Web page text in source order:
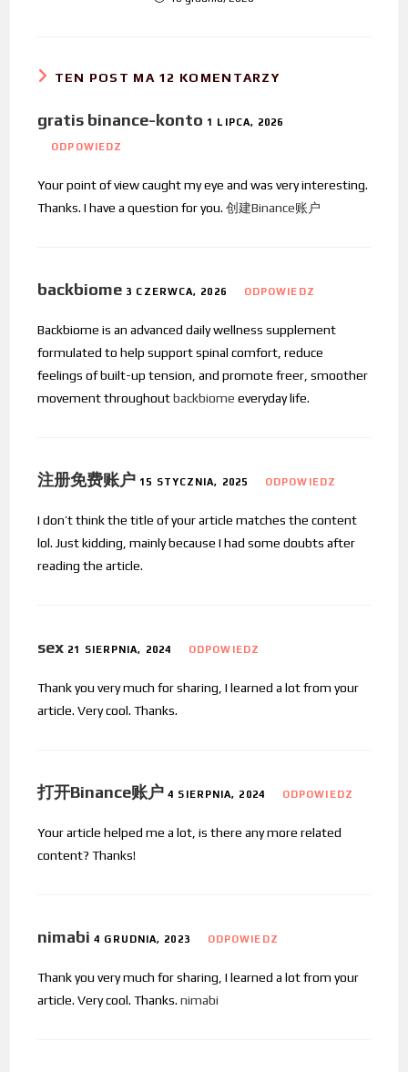
TEN POST MA 12 KOMENTARZY
gratis binance-konto 1 LIPCA, 2026
ODPOWIEDZ
Your point of view caught my eye and was very interesting.
Thanks. I have a question for you.创建Binance账户
backbiome 3 CZERWCA, 2026 ODPOWIEDZ
Backbiome is an advanced daily wellness supplement
formulated to help support spinal comfort, reduce
feelings of built-up tension, and promote freer, smoother
movement throughoutbackbiome everyday life.
注册免费账户 15 STYCZNIA, 2025 ODPOWIEDZ
I don’t think the title of your article matches the content
lol. Just kidding, mainly because I had some doubts after
reading the article.
sex 21 SIERPNIA, 2024 ODPOWIEDZ
Thank you very much for sharing, I learned a lot from your
article. Very cool. Thanks.
打开Binance账户 4 SIERPNIA, 2024 ODPOWIEDZ
Your article helped me a lot, is there any more related
content? Thanks!
nimabi 4 GRUDNIA, 2023 ODPOWIEDZ
Thank you very much for sharing, I learned a lot from your
article. Very cool. Thanks.nimabi